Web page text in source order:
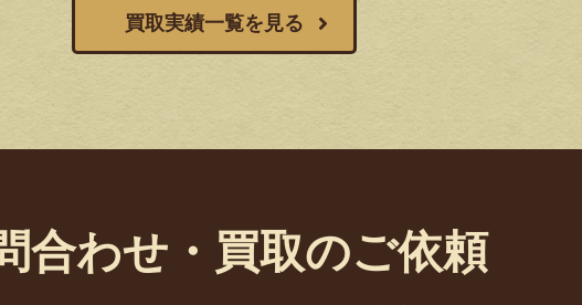
買取実績一覧を見る
合わせ・買取のご依頼